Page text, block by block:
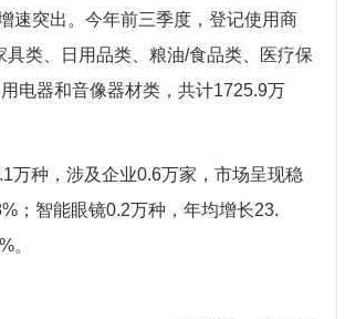
突出。今年前三季度，登记使用商
类、日用品类、粮油/食品类、医疗保
电器和音像器材类，共计1725.9万
种，涉及企业0.6万家，市场呈现稳
；智能眼镜0.2万种，年均增长23.
。